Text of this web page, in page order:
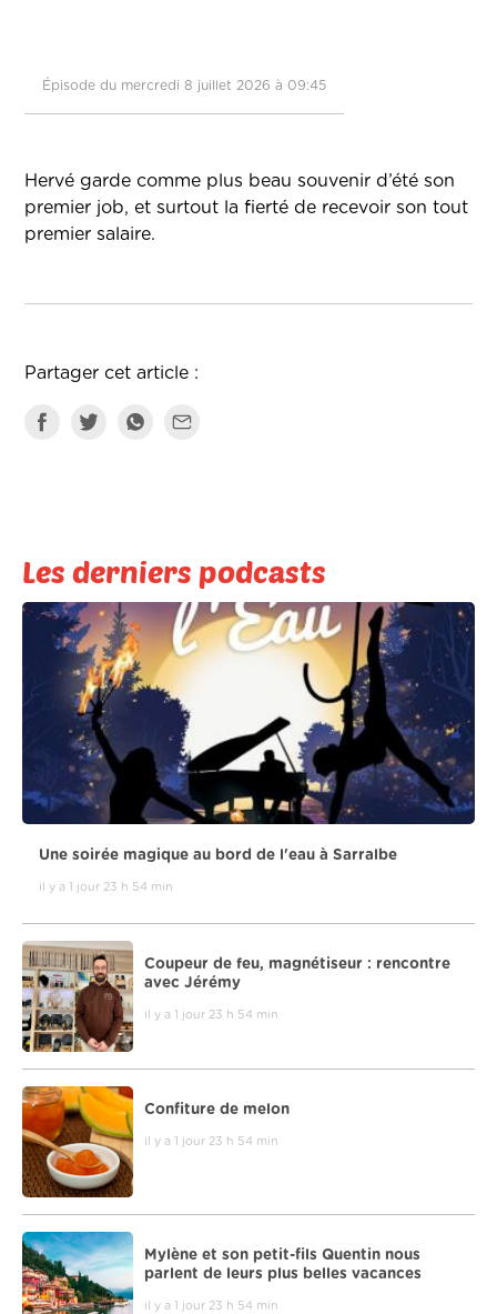
Épisode du mercredi 8 juillet 2026 à 09:45
Hervé garde comme plus beau souvenir d’été son
premier job, et surtout la fierté de recevoir son tout
premier salaire.
Partager cet article :
Les derniers podcasts
Une soirée magique au bord de l'eau à Sarralbe
il y a 1 jour 23 h 54 min
Coupeur de feu, magnétiseur : rencontre
avec Jérémy
il y a 1 jour 23 h 54 min
Confiture de melon
il y a 1 jour 23 h 54 min
Mylène et son petit-fils Quentin nous
parlent de leurs plus belles vacances
il y a 1 jour 23 h 54 min